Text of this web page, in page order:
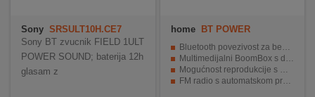
Sony SRSULT10H.CE7
Sony BT zvucnik FIELD 1ULT
POWER SOUND; baterija 12h
glasam z
home BT POWER
Bluetooth povezivost za bežično slušanje glazbe.
Multimedijalni BoomBox s dva subwoofera i dva visokotonca.
Mogućnost reprodukcije s USB-a i SD memorijskih kartica.
FM radio s automatskom pretragom i pohranom radio stanica.